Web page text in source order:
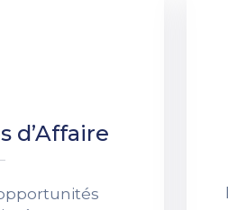
d’Affaire